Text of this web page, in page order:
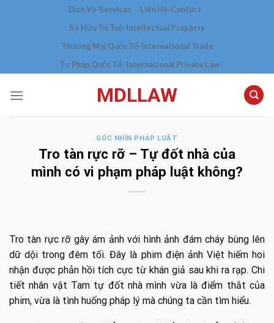
Dịch Vụ-Services
Liên Hệ-Contact
Sở Hữu Trí Tuệ-Intellectual Property
Thương Mại Quốc Tế-International Trade
Tư Pháp Quốc Tế- International Private Law
MDLLAW
GÓC NHÌN PHÁP LUẬT
Tro tàn rực rỡ – Tự đốt nhà của
mình có vi phạm pháp luật không?
Tro tàn rực rỡ gây ám ảnh với hình ảnh đám cháy bùng lên
dữ dội trong đêm tối. Đây là phim điện ảnh Việt hiếm hoi
nhận được phản hồi tích cực từ khán giả sau khi ra rạp. Chi
tiết nhân vật Tam tự đốt nhà mình vừa là điểm thắt của
phim, vừa là tình huống pháp lý mà chúng ta cần tìm hiểu.